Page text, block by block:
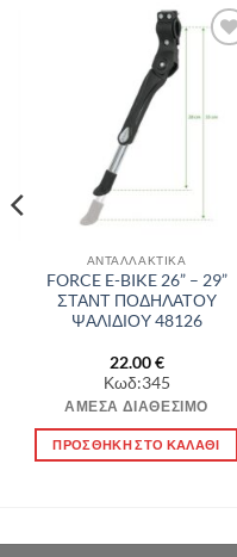
Πρόσθήκη
ΑΝΤΑΛΛΑΚΤΙΚΑ
FORCE E-BIKE 26” – 29”
ΣΤΑΝΤ ΠΟΔΗΛΑΤΟΥ
ΨΑΛΙΔΙΟΥ 48126
22.00€
Κωδ:345
ΆΜΕΣΑ ΔΙΑΘΈΣΙΜΟ
ΠΡΟΣΘΉΚΗ ΣΤΟ ΚΑΛΆΘΙ